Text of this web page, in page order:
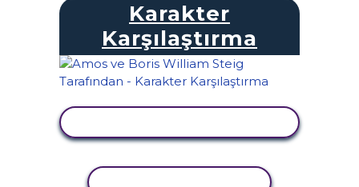
Karakter
Karşılaştırma